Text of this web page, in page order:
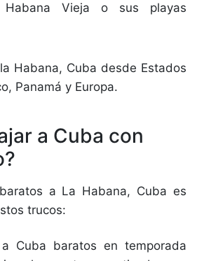
Habana Vieja o sus playas
Habana, Cuba desde Estados
Panamá y Europa.
a Cuba con
a La Habana, Cuba es
trucos:
Cuba baratos en temporada